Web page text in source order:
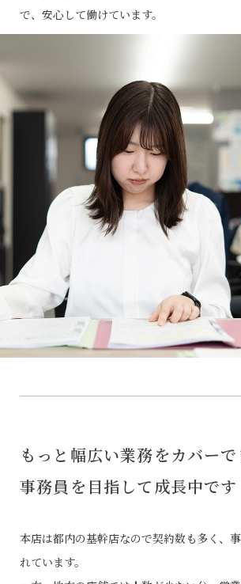
で、安心して働けています。
もっと幅広い業務をカバーで
事務員を目指して成長中です
本店は都内の基幹店なので契約数も多く、
れています。